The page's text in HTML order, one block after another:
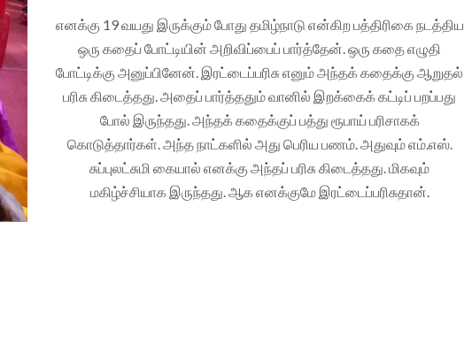
எனக்கு 19 வயது இருக்கும் போது தமிழ்நாடு என்கிற பத்திரிகை நடத்திய
ஒரு கதைப் போட்டியின் அறிவிப்பைப் பார்த்தேன். ஒரு கதை எழுதி
போட்டிக்கு அனுப்பினேன். இரட்டைப்பரிசு எனும் அந்தக் கதைக்கு ஆறுதல்
பரிசு கிடைத்தது. அதைப் பார்த்ததும் வானில் இறக்கைக் கட்டிப் பறப்பது
போல் இருந்தது. அந்தக் கதைக்குப் பத்து ரூபாய் பரிசாகக்
கொடுத்தார்கள். அந்த நாட்களில் அது பெரிய பணம். அதுவும் எம்.எஸ்.
சுப்புலட்சுமி கையால் எனக்கு அந்தப் பரிசு கிடைத்தது. மிகவும்
மகிழ்ச்சியாக இருந்தது. ஆக எனக்குமே இரட்டைப்பரிசுதான்.